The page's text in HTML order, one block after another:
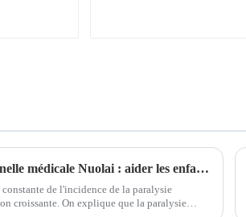
Centre de neurochirurgie fonctionnelle médicale Nuolai : aider les enfants atteints de paralysie cérébrale à retrouver confiance en la vie
de l'incidence de la paralysie
croissante. On explique que la paralysie